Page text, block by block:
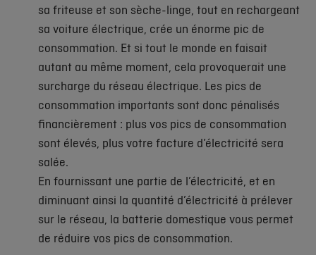
sa friteuse et son sèche-linge, tout en rechargeant
sa voiture électrique, crée un énorme pic de
consommation. Et si tout le monde en faisait
autant au même moment, cela provoquerait une
surcharge du réseau électrique. Les pics de
consommation importants sont donc pénalisés
financièrement : plus vos pics de consommation
sont élevés, plus votre facture d’électricité sera
salée.
En fournissant une partie de l’électricité, et en
diminuant ainsi la quantité d’électricité à prélever
sur le réseau, la batterie domestique vous permet
de réduire vos pics de consommation.